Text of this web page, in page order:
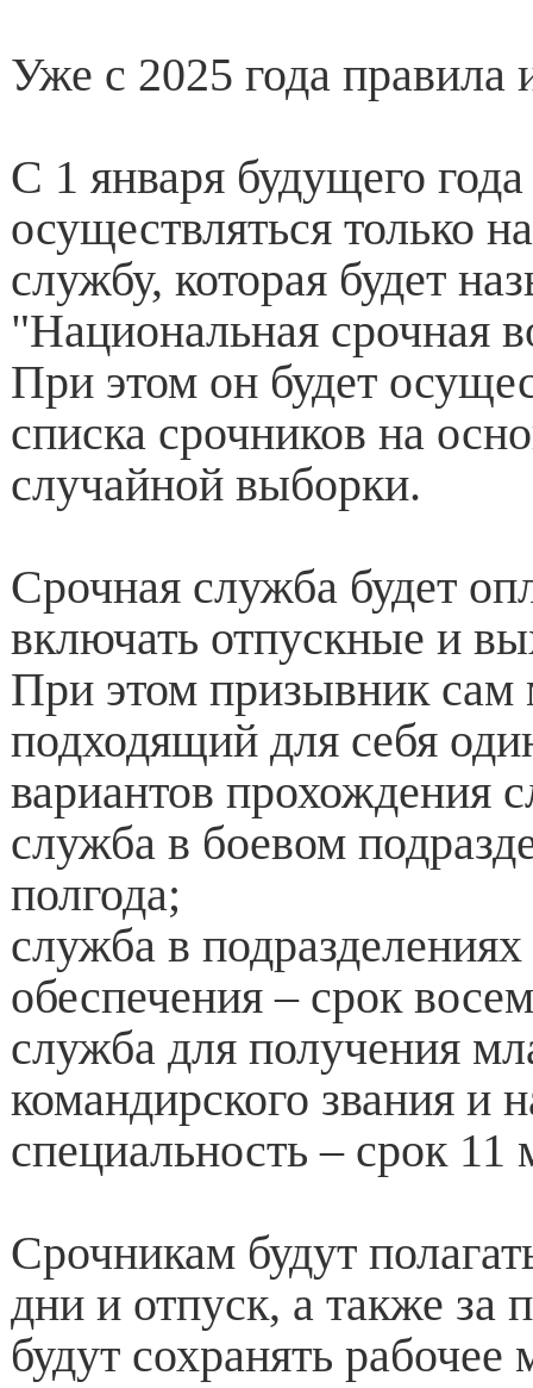
Уже с 2025 года правила
С 1 января будущего
осуществляться только
службу, которая будет
"Национальная срочная
При этом он будет
списка срочников на
случайной выборки.
Срочная служба будет
включать отпускные и
При этом призывник сам
подходящий для себя
вариантов прохождения
служба в боевом
полгода;
служба в
обеспечения – срок
служба для получения
командирского звания и
специальность – срок 11
Срочникам будут
дни и отпуск, а также за
будут сохранять рабочее